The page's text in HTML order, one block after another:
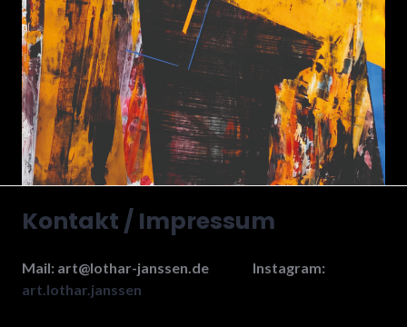
Kontakt / Impressum
Mail: art@lothar-janssen.de Instagram:
art.lothar.janssen